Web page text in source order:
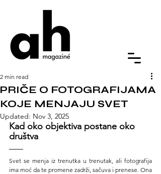
PRIČE O FOTOGRAFIJAMA
KOJE MENJAJU SVET
2 min read
Updated: Nov 3, 2025
Kad oko objektiva postane oko
društva
Svet se menja iz trenutka u trenutak, ali fotografija
ima moć da te promene zadrži, sačuva i prenese. Ona